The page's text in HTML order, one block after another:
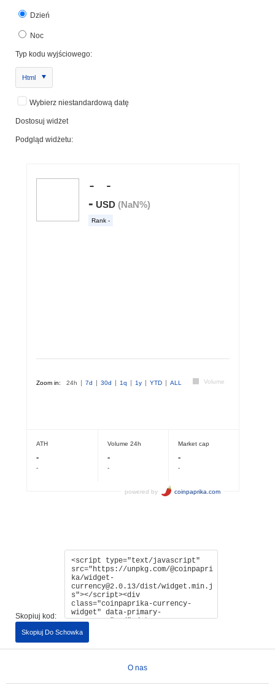
Dzień
Noc
Typ kodu wyjściowego:
Html
Wybierz niestandardową datę
Dostosuj widżet
Podgląd widżetu:
Skopiuj kod:
Skopiuj Do Schowka
O nas